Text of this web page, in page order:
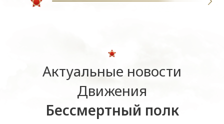
Актуальные новости
Движения
Бессмертный полк